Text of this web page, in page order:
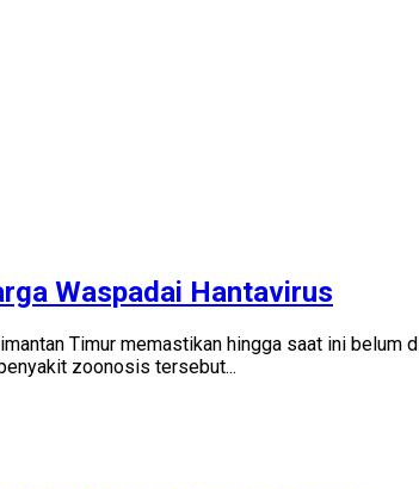
Waspadai Hantavirus
Timur memastikan hingga saat ini belum
zoonosis tersebut...